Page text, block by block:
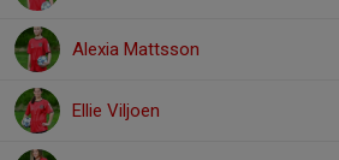
Alexia Mattsson
Ellie Viljoen